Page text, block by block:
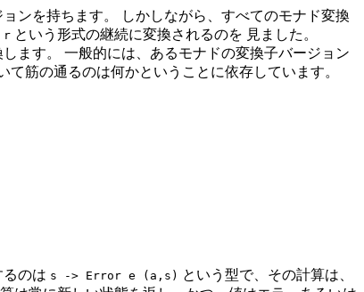
ンを持ちます。 しかしながら、すべてのモナド変換
r という形式の継続に変換されるのを 見ました。
ます。 一般的には、あるモナドの変換子バージョン
筋の通るのは何かということに依存しています。
のは s -> Error e (a,s) という型で、その計算は、